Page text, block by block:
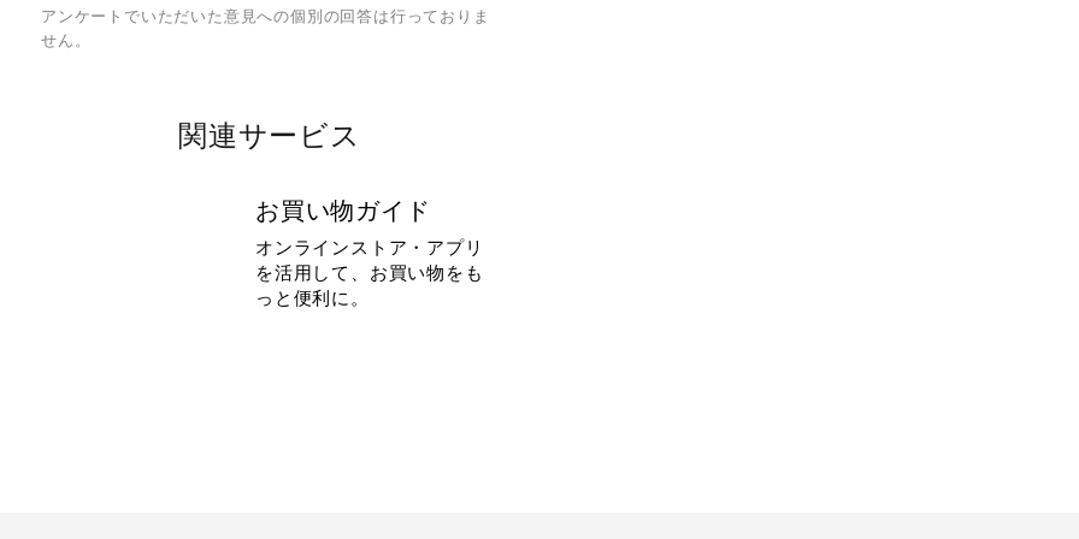
アンケートでいただいた意見への個別の回答は行っておりま
せん。
関連サービス
お買い物ガイド
オンラインストア・アプリ
を活用して、お買い物をも
っと便利に。